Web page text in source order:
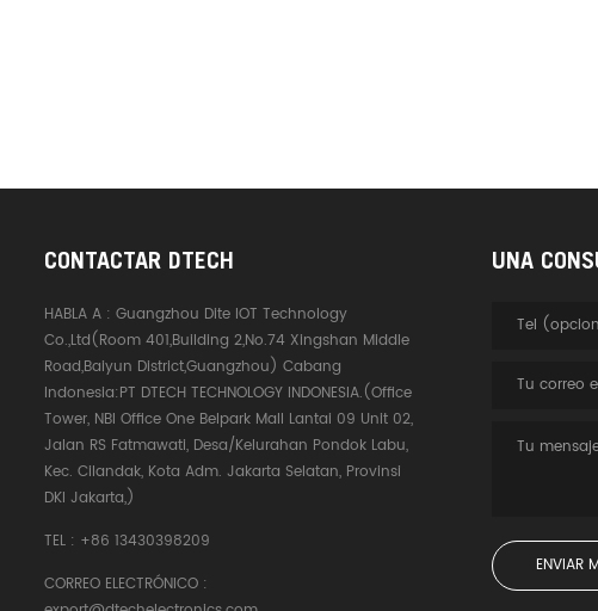
CONTACTAR DTECH
HABLA A :Guangzhou Dite IOT Technology
Co.,Ltd(Room 401,Building 2,No.74 Xingshan Middle
Road,Baiyun District,Guangzhou) Cabang
Indonesia:PT DTECH TECHNOLOGY INDONESIA.(Office
Tower, NBI Office One Belpark Mall Lantai 09 Unit 02,
Jalan RS Fatmawati, Desa/Kelurahan Pondok Labu,
Kec. Cilandak, Kota Adm. Jakarta Selatan, Provinsi
DKI Jakarta,)
TEL : +86 13430398209
CORREO ELECTRÓNICO :
UNA